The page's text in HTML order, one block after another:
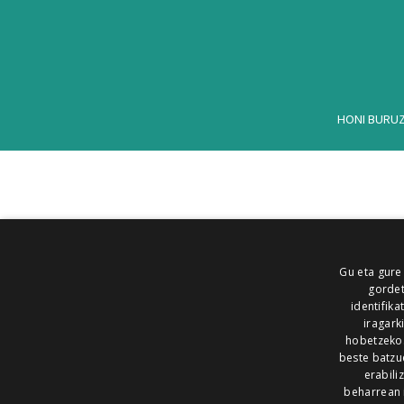
HONI BURUZ
Gu eta
hobetzeko.
beste
beharrean